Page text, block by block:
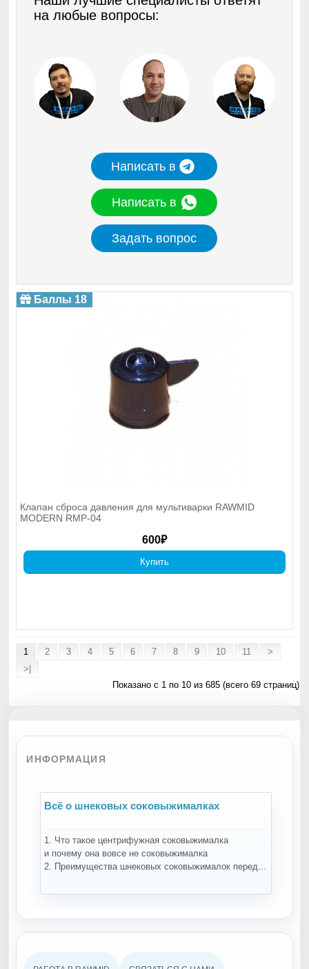
на любые вопросы:
Написать в
Написать в
Задать вопрос
Клапан сброса давления для мультиварки RAWMID
MODERN RMP-04
600₽
Баллы 18
Купить
1 2 3 4 5 6 7 8 9 10 11
>
>|
Показано с 1 по 10 из 685 (всего 69 страниц)
ИНФОРМАЦИЯ
перед...
Всё о дегидраторах и сушилках
Напоминаем, что одна из наших приоритетных
- Ваше знакомство с лучшей кухонной
которая позволит окунуться в мир свежести,